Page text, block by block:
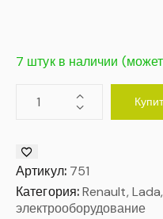
7 штук в наличии
Артикул: 751
Категория:Renault,
электрооборудование